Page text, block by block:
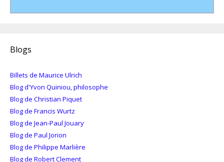
Blogs
Billets de Maurice Ulrich
Blog d'Yvon Quiniou, philosophe
Blog de Christian Piquet
Blog de Francis Wurtz
Blog de Jean-Paul Jouary
Blog de Paul Jorion
Blog de Philippe Marlière
Blog de Robert Clement